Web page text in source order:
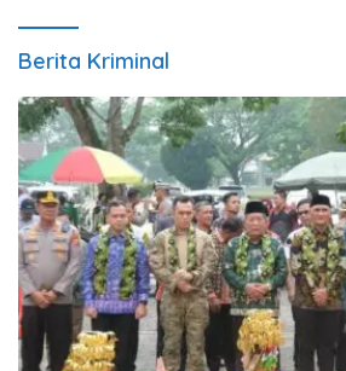
Berita Kriminal